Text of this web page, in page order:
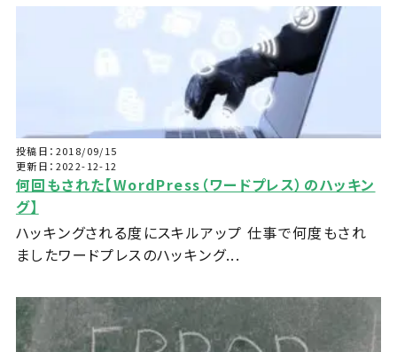
投稿日：2018/09/15
更新日：2022-12-12
何回もされた【WordPress（ワードプレス）のハッキン
グ】
ハッキングされる度にスキルアップ 仕事で何度もされ
ましたワードプレスのハッキング...